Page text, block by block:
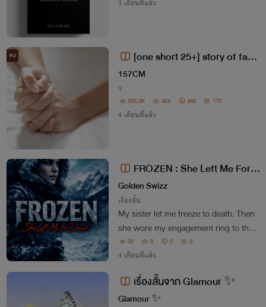
3 เดือนที่แล้ว
จบ
[one short 25+] story of fami
ly ปล.เรื่องทั้งหมดไม่ได้เกิดขึ้นจริงแ
ละไม่ควรเกิดขึ้นเลย
157CM
Y
335.3K 464 482 170
4 เดือนที่แล้ว
FROZEN : She Left Me For D
ead
Golden Swizz
เรื่องสั้น
My sister let me freeze to death. Then
she wore my engagement ring to the h
ospital. Maya cut across my ski path d
eliberately. I know because she stood
over me after I crashed and said it: "Yo
u always
32 0 0 0
4 เดือนที่แล้ว
เรื่องสั้นจาก Glamour ✨
Glamour ✨